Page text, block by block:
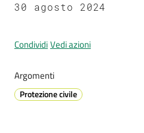
l
l
r
t
30 agosto 2024
CondividiVedi azioni
Argomenti
Protezione civile